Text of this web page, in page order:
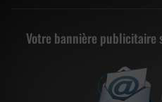
Votre bannière publicitaire